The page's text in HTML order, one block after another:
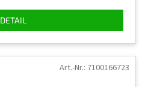
DETAIL
Art.-Nr.: 7100166723